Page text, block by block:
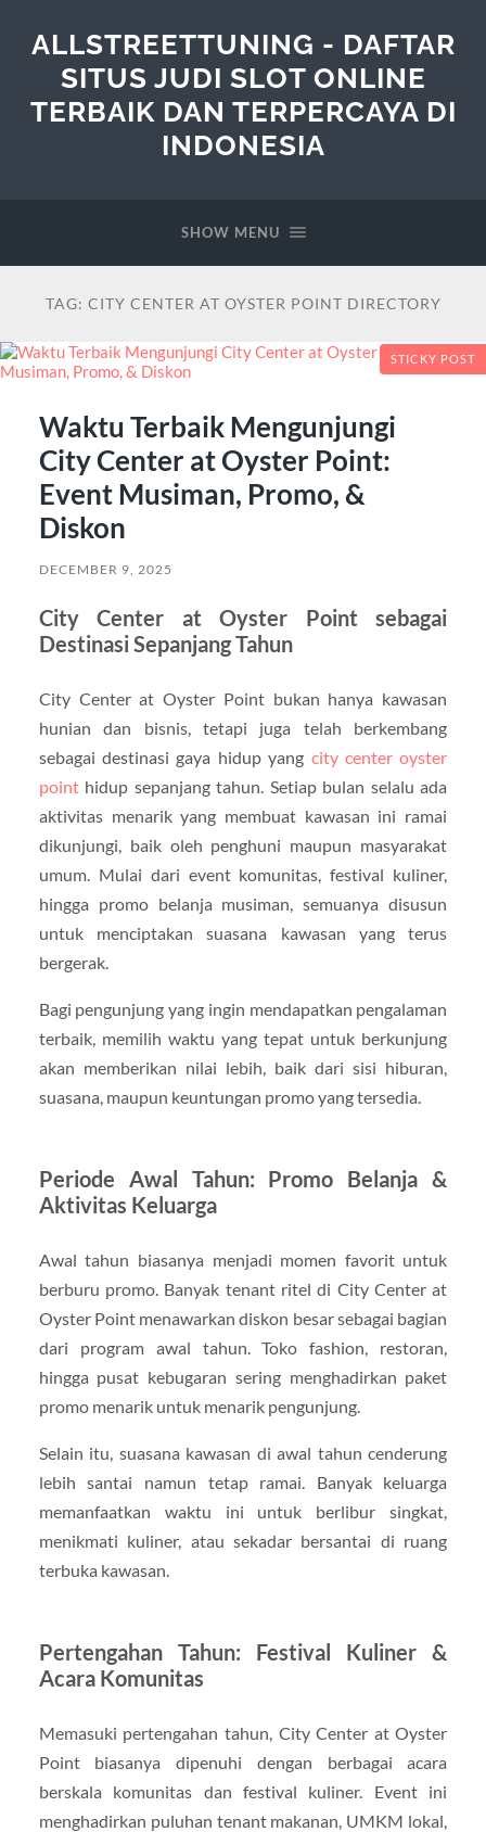
ALLSTREETTUNING - DAFTAR
SITUS JUDI SLOT ONLINE
TERBAIK DAN TERPERCAYA DI
INDONESIA
SHOW MENU
TAG: CITY CENTER AT OYSTER POINT DIRECTORY
STICKY POST
Waktu Terbaik Mengunjungi
City Center at Oyster Point:
Event Musiman, Promo, &
Diskon
DECEMBER 9, 2025
City Center at Oyster Point sebagai
Destinasi Sepanjang Tahun
City Center at Oyster Point bukan hanya kawasan
hunian dan bisnis, tetapi juga telah berkembang
sebagai destinasi gaya hidup yang city center oyster
pointhidup sepanjang tahun. Setiap bulan selalu ada
aktivitas menarik yang membuat kawasan ini ramai
dikunjungi, baik oleh penghuni maupun masyarakat
umum. Mulai dari event komunitas, festival kuliner,
hingga promo belanja musiman, semuanya disusun
untuk menciptakan suasana kawasan yang terus
bergerak.
Bagi pengunjung yang ingin mendapatkan pengalaman
terbaik, memilih waktu yang tepat untuk berkunjung
akan memberikan nilai lebih, baik dari sisi hiburan,
suasana, maupun keuntungan promo yang tersedia.
Periode Awal Tahun: Promo Belanja &
Aktivitas Keluarga
Awal tahun biasanya menjadi momen favorit untuk
berburu promo. Banyak tenant ritel di City Center at
Oyster Point menawarkan diskon besar sebagai bagian
dari program awal tahun. Toko fashion, restoran,
hingga pusat kebugaran sering menghadirkan paket
promo menarik untuk menarik pengunjung.
Selain itu, suasana kawasan di awal tahun cenderung
lebih santai namun tetap ramai. Banyak keluarga
memanfaatkan waktu ini untuk berlibur singkat,
menikmati kuliner, atau sekadar bersantai di ruang
terbuka kawasan.
Pertengahan Tahun: Festival Kuliner &
Acara Komunitas
Memasuki pertengahan tahun, City Center at Oyster
Point biasanya dipenuhi dengan berbagai acara
berskala komunitas dan festival kuliner. Event ini
menghadirkan puluhan tenant makanan, UMKM lokal,